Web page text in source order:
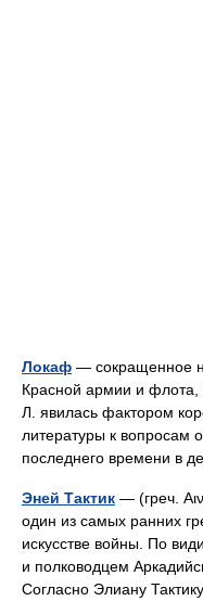
Локаф — сокращенное
Красной армии и флота,
Л. явилась фактором
литературы к вопросам
последнего времени в
Эней Тактик — (греч.
один из самых ранних
искусстве войны. По
и полководцем
Согласно Элиану